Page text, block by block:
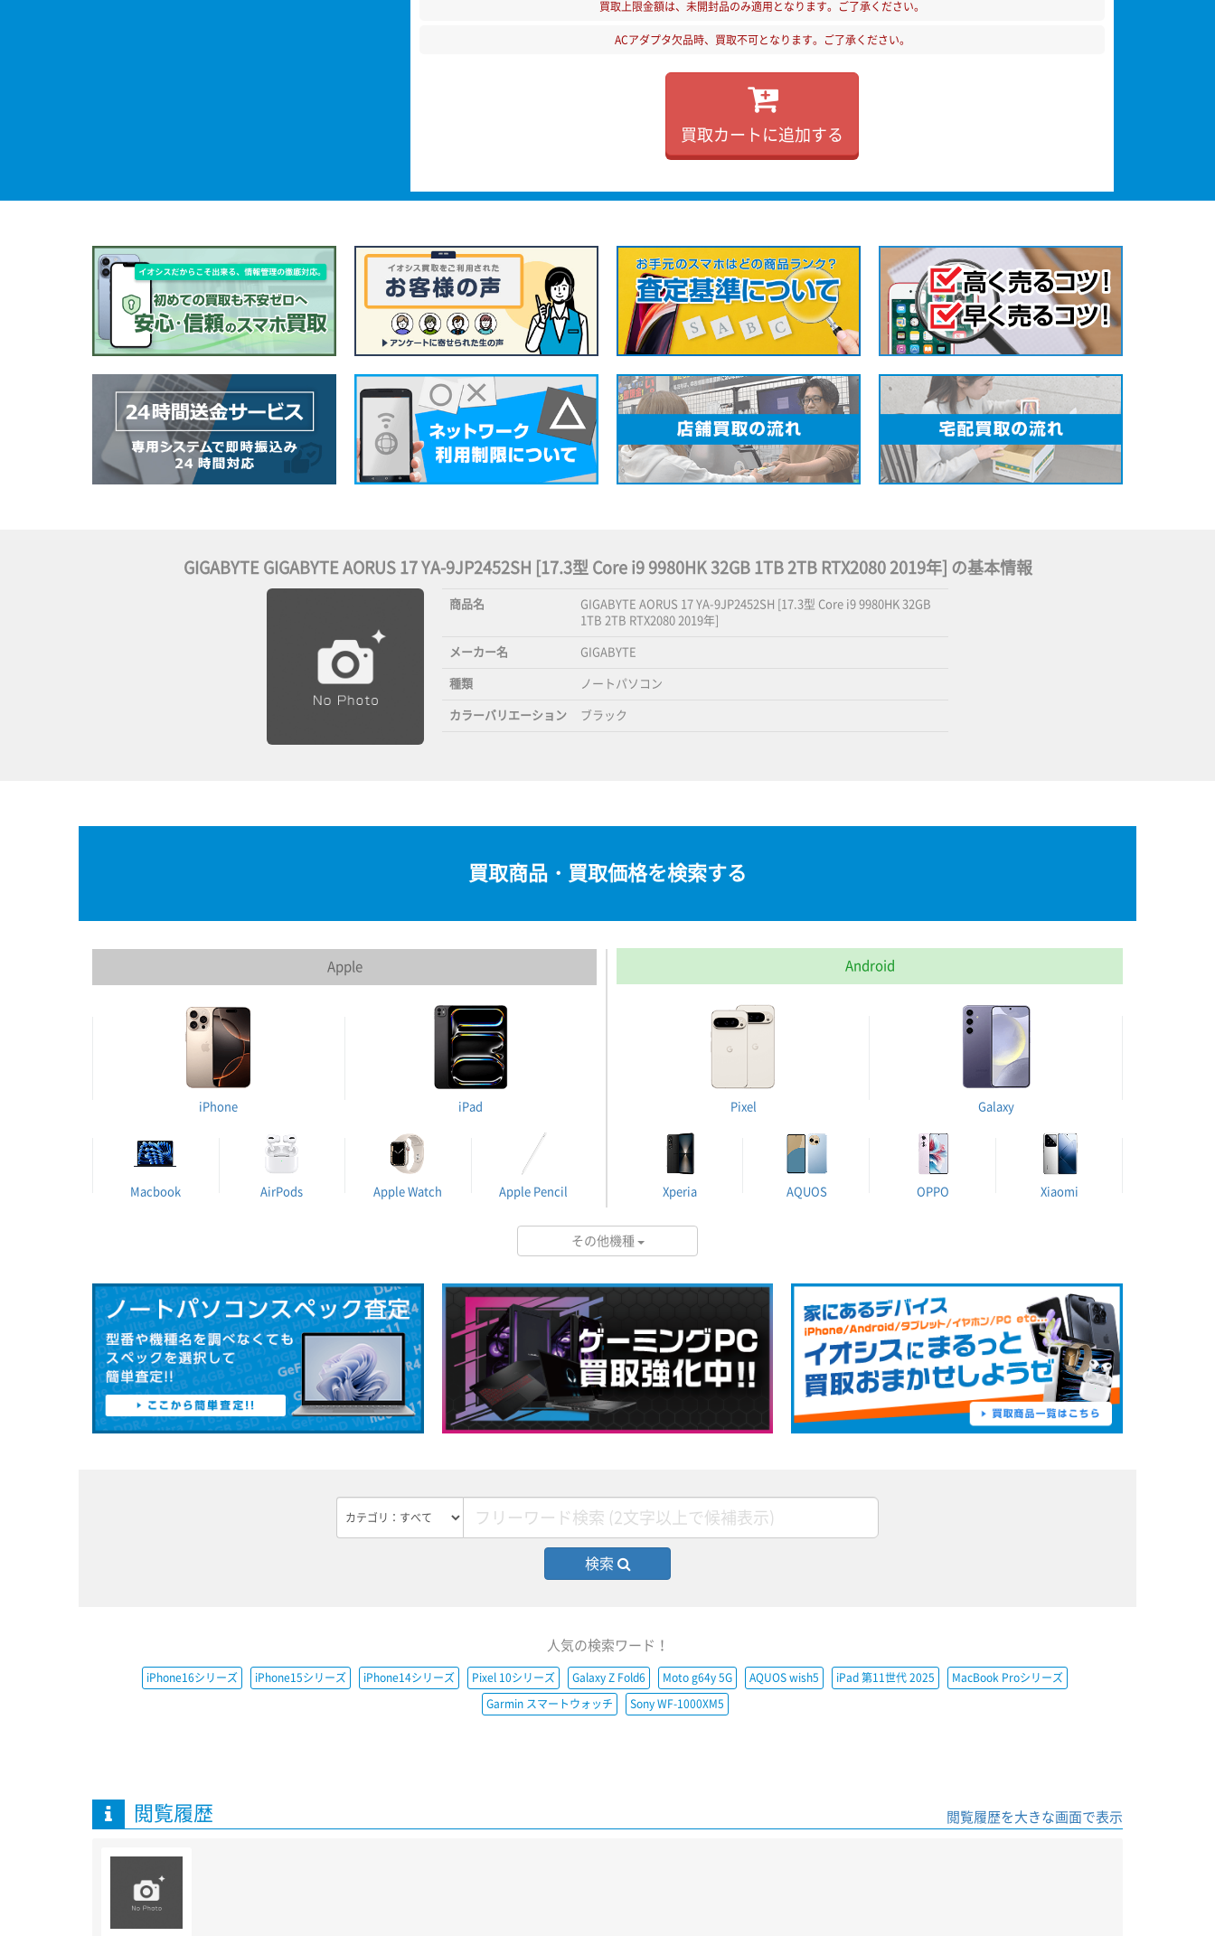
買取上限金額は、未開封品のみ適用となります。ご了承ください。
ACアダプタ欠品時、買取不可となります。ご了承ください。
買取カートに追加する
GIGABYTE GIGABYTE AORUS 17 YA-9JP2452SH [17.3型 Core i9 9980HK 32GB 1TB 2TB RTX2080 2019年] の基本情報
商品名
GIGABYTE AORUS 17 YA-9JP2452SH [17.3型 Core i9 9980HK 32GB
1TB 2TB RTX2080 2019年]
メーカー名 GIGABYTE
種類 ノートパソコン
カラーバリエーション ブラック
買取商品・買取価格を検索する
Apple
iPhone iPad
Macbook AirPods Apple Watch Apple Pencil
Android
Pixel Galaxy
Xperia AQUOS OPPO Xiaomi
その他機種
検索
人気の検索ワード！
iPhone16シリーズ iPhone15シリーズ iPhone14シリーズ Pixel 10シリーズ Galaxy Z Fold6 Moto g64y 5G AQUOS wish5 iPad 第11世代 2025 MacBook Proシリーズ
Garmin スマートウォッチ Sony WF-1000XM5
閲覧履歴 閲覧履歴を大きな画面で表示